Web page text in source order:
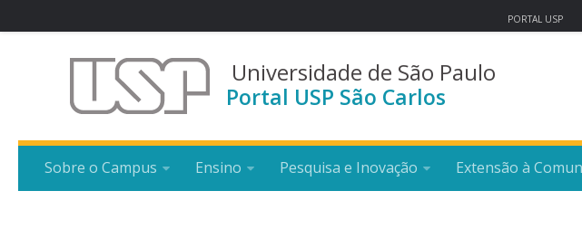
PORTAL USP
Universidade de São Paulo
Portal USP São Carlos
Sobre o Campus Ensino Pesquisa e Inovação Extensão à